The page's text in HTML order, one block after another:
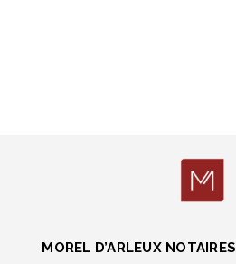
MOREL D’ARLEUX NOTAIRES